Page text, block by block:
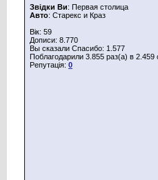
Звідки Ви: Первая столица
Авто: Старекс и Краз
Вік: 59
Дописи: 8.770
Вы сказали Спасибо: 1.577
Поблагодарили 3.855 раз(а) в 2.459
Репутація: 0